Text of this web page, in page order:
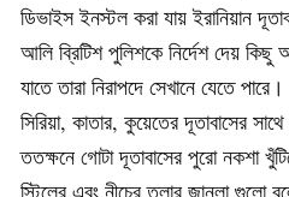
ডিভাইস ইনস্টল করা যায় ইরানিয়ান
আলি ব্রিটিশ পুলিশকে নির্দেশ দেয়
যাতে তারা নিরাপদে সেখানে যেতে
সিরিয়া, কাতার, কুয়েতের দূতাবাসের
ততক্ষনে গোটা দূতাবাসের পুরো নকশা
স্টিলের এবং নীচের তলার জানলা